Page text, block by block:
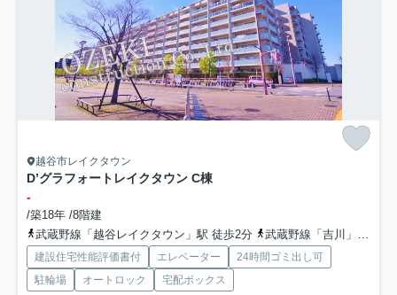
越谷市レイクタウン
D’グラフォートレイクタウン C棟
-
/築18年 /8階建
武蔵野線「越谷レイクタウン」駅 徒歩2分
武蔵野線「吉川」駅 徒歩33分
建設住宅性能評価書付 エレベーター
24時間ゴミ出し可
駐輪場
オートロック 宅配ボックス